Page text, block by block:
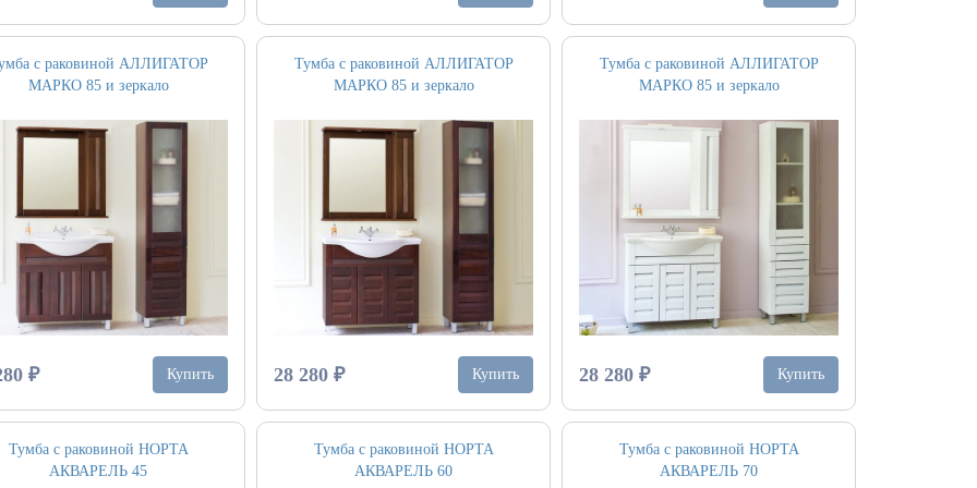
с раковиной АЛЛИГАТОР
МАРКО 85 и зеркало
₽ Купить
Тумба с раковиной АЛЛИГАТОР
МАРКО 85 и зеркало
28 280 ₽ Купить
Тумба с раковиной АЛЛИГАТОР
МАРКО 85 и зеркало
28 280 ₽ Купить
Тумба с раковиной НОРТА
АКВАРЕЛЬ 45
Тумба с раковиной НОРТА
АКВАРЕЛЬ 60
Тумба с раковиной НОРТА
АКВАРЕЛЬ 70